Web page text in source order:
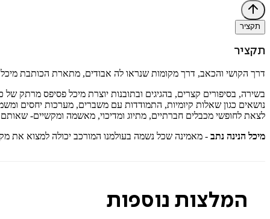
תקציר
תקציר
דרך הקושי והכאב, דרך מקומות שנראו לה אבודים, מתארת הכותבת
בשירה, בסיפורים קצרים, בהגיגים ובתובנות יוצרת מיכל פסיפס מרתק של
נושאים כגון שאלות קיומיות, התמודדות עם משברים, מערכות יחסים
לצאת לחופשי מכבלים חברתיים, מתיוג ומדיכוי, מאשמה ומקשיים-
מיכל הנינה נתב - מאמינה שכל נשמה בעולמנו המורכב יכולה למצוא את
המלצות נוספות